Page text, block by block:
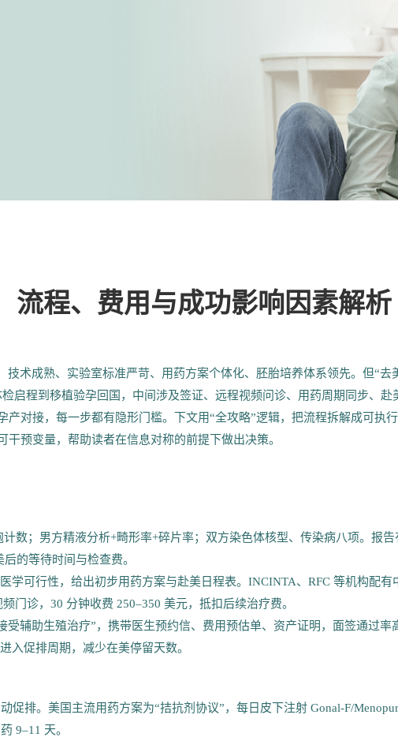
流程、费用与成功影响因素解析
技术成熟、实验室标准严苛、用药方案个体化、胚胎培养体系领先。但“去
启程到移植验孕回国，中间涉及签证、远程视频问诊、用药周期同步、赴
对接，每一步都有隐形门槛。下文用“全攻略”逻辑，把流程拆解成可执
预变量，帮助读者在信息对称的前提下做出决策。
数；男方精液分析+畸形率+碎片率；双方染色体核型、传染病八项。报告
的等待时间与检查费。
可行性，给出初步用药方案与赴美日程表。INCINTA、RFC 等机构配有
门诊，30 分钟收费 250–350 美元，抵扣后续治疗费。
辅助生殖治疗”，携带医生预约信、费用预估单、资产证明，面签通过率
入促排周期，减少在美停留天数。
排。美国主流用药方案为“拮抗剂协议”，每日皮下注射 Gonal-F/
9–11 天。